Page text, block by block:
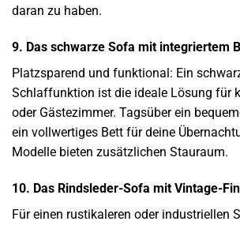
daran zu haben.
9. Das schwarze Sofa mit integriertem
Platzsparend und funktional: Ein
Schlaffunktion ist die ideale Lösung für
oder Gästezimmer. Tagsüber ein
ein vollwertiges Bett für deine
Modelle bieten zusätzlichen Stauraum.
10. Das Rindsleder-Sofa mit Vintage-
Für einen rustikaleren oder industriellen